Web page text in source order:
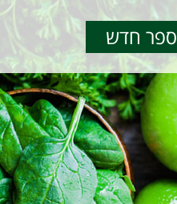
ספר חדש
נטורופתיה אונקולוגית.